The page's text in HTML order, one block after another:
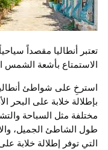
تعتبر أنطاليا مقصداً
الاستمتاع بأشعة الشمس
استرخِ على شواطئ
بإطلالة خلابة على البحر
مختلفة مثل السباحة
طول الشاطئ الجميل،
التي توفر إطلالة خلابة